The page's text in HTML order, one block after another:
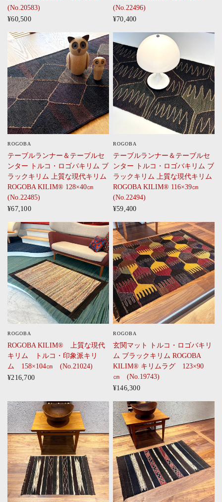
(No.20583)
¥60,500
(No.22496)
¥70,400
ROGOBA
テーブルランナー＆テーブルセ
ンター トルコ・ロゴバキリム ブ
ラックキリム 上質な現代キリム
ROGOBA KILIM® 128×40㎝
(No.22485)
¥67,100
ROGOBA
テーブルランナー＆テーブルセ
ンター トルコ・ロゴバキリム ブ
ラックキリム 上質な現代キリム
ROGOBA KILIM® 116×39㎝
(No.22494)
¥59,400
ROGOBA
ROGOBA KILIM® 上質な現代
キリム トルコ・印象派キリ
ム 158×104㎝ (No.21024)
¥216,700
ROGOBA
玄関マット トルコ・ロゴバキリ
ム ブラックキリム ROGOBA
KILIM® キリムラグ 123×90
㎝ (No.19743)
¥146,300